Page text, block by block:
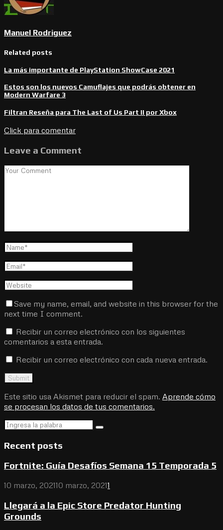
Manuel Rodriguez
Related posts
La más importante de PlayStation ShowCase 2021
Estos son los nuevos Camuflajes que podrás obtener en
Modern Warfare 3
Filtran Reseña para The Last of Us Part II por Xbox
Click para comentar
Leave a Comment
Save my name, email, and website in this browser for the
next time I comment.
Recibir un correo electrónico con los siguientes
comentarios a esta entrada.
Recibir un correo electrónico con cada nueva entrada.
Este sitio usa Akismet para reducir el spam. Aprende cómo
se procesan los datos de tus comentarios.
Search
Search
Recent posts
Fortnite: Guía Desafíos Semana 15 Temporada 5
10 marzo, 202110 marzo, 20211
Llegará a la Epic Store Predator Hunting
Grounds